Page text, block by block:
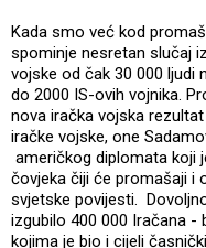
Kada smo već kod
spominje nesretan slučaj
vojske od čak 30 000 ljudi
do 2000 IS-ovih vojnika.
nova iračka vojska
iračke vojske, one
američkog diplomata koji
čovjeka čiji će promašaji i
svjetske povijesti.
izgubilo 400 000 Iračana -
kojima je bio i cijeli